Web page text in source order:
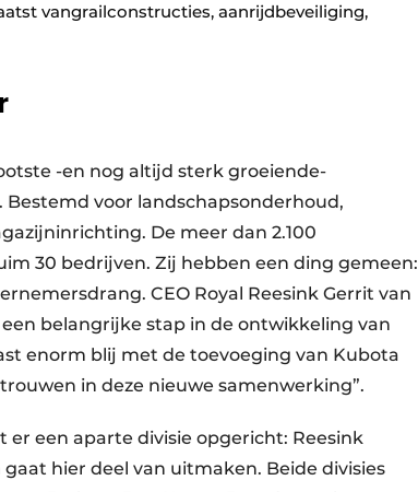
vangrailconstructies, aanrijdbeveiliging,
-en nog altijd sterk groeiende-
voor landschapsonderhoud,
De meer dan 2.100
30 bedrijven. Zij hebben een ding gemeen:
CEO Royal Reesink Gerrit van
belangrijke stap in de ontwikkeling van
enorm blij met de toevoeging van Kubota
in deze nieuwe samenwerking”.
een aparte divisie opgericht: Reesink
hier deel van uitmaken. Beide divisies